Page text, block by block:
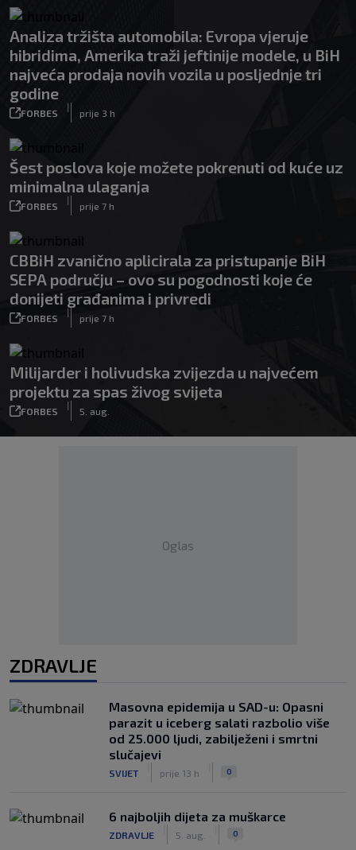
Analiza tržišta automobila: Evropa vjeruje
hibridima, Amerika traži jeftinije modele, u BiH
najveća prodaja novih vozila u posljednje tri
godine
FORBES
|
prije 3 h
Šest poslova koje možete pokrenuti od kuće uz
minimalna ulaganja
FORBES
|
prije 7 h
CBBiH zvanično aplicirala za pristupanje BiH
SEPA području – ovo su pogodnosti koje će
donijeti građanima i privredi
FORBES
|
prije 7 h
Milijarder i holivudska zvijezda u najvećem
projektu za spas živog svijeta
FORBES
|
5. aug.
Oglas
ZDRAVLJE
Masovna epidemija u SAD-u: Opasni
parazit u iceberg salati razbolio više
od 25.000 ljudi, zabilježeni i smrtni
slučajevi
SVIJET prije 13 h 0
6 najboljih dijeta za muškarce
ZDRAVLJE 5. aug. 0